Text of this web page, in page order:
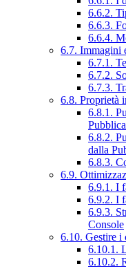
6.6.2.
6.6.3.
6.6.4.
6.7. Immagini
6.7.1.
6.7.2.
6.7.3.
6.8. Proprietà
6.8.1.
6.8.2.
dalla
6.8.3.
6.9.
6.9.1. I
6.9.2. I
6.9.3.
Console
6.10. Gestire i
6.10.1.
6.10.2.